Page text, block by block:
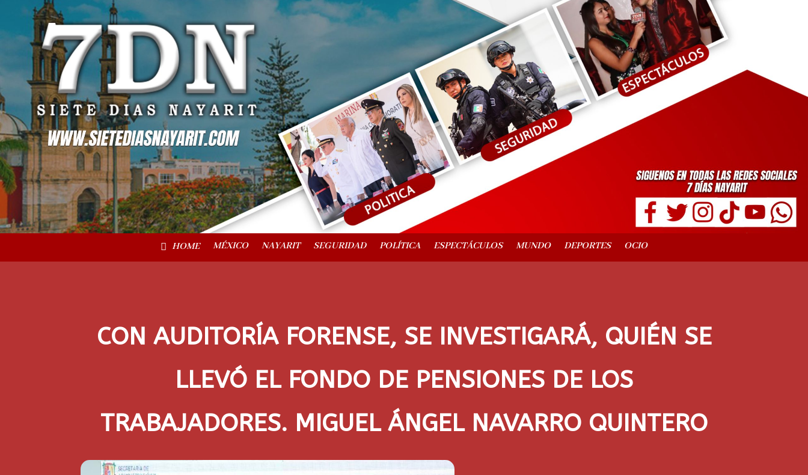
HOME MÉXICO NAYARIT SEGURIDAD POLÍTICA ESPECTÁCULOS MUNDO DEPORTES OCIO
CON AUDITORÍA FORENSE, SE INVESTIGARÁ, QUIÉN SE
LLEVÓ EL FONDO DE PENSIONES DE LOS
TRABAJADORES. MIGUEL ÁNGEL NAVARRO QUINTERO